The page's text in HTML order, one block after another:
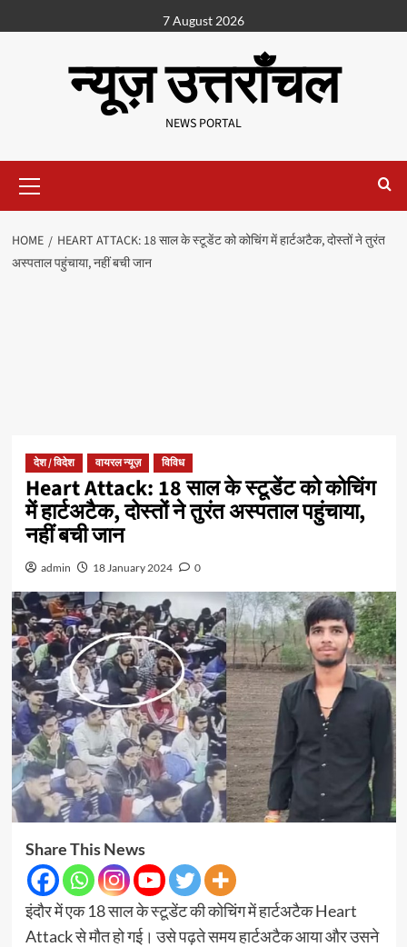
7 August 2026
न्यूज़ उत्तराँचल
NEWS PORTAL
HOME
HEART ATTACK: 18 साल के स्टूडेंट को कोचिंग में हार्टअटैक, दोस्तों ने तुरंत
अस्पताल पहुंचाया, नहीं बची जान
देश / विदेश वायरल न्यूज़ विविध
Heart Attack: 18 साल के स्टूडेंट को कोचिंग
में हार्टअटैक, दोस्तों ने तुरंत अस्पताल पहुंचाया,
नहीं बची जान
admin 18 January 2024 0
Share This News
इंदौर में एक 18 साल के स्टूडेंट की कोचिंग में हार्टअटैक Heart
Attack से मौत हो गई। उसे पढ़ते समय हार्टअटैक आया और उसने